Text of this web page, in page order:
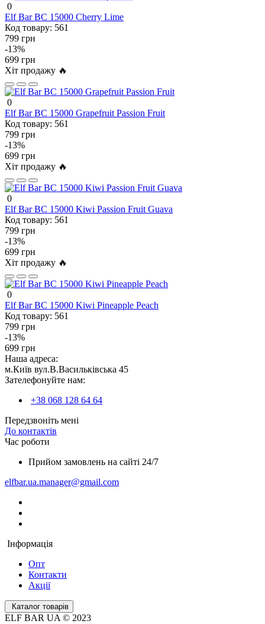
0
Elf Bar BC 15000 Cherry Lime
Код товару: 561
799 грн
-13%
699 грн
Хіт продажу 🔥
0
Elf Bar BC 15000 Grapefruit Passion Fruit
Код товару: 561
799 грн
-13%
699 грн
Хіт продажу 🔥
0
Elf Bar BC 15000 Kiwi Passion Fruit Guava
Код товару: 561
799 грн
-13%
699 грн
Хіт продажу 🔥
0
Elf Bar BC 15000 Kiwi Pineapple Peach
Код товару: 561
799 грн
-13%
699 грн
Наша адреса:
м.Київ вул.В.Васильківська 45
Зателефонуйте нам:
+38 068 128 64 64
Передзвоніть мені
До контактів
Час роботи
Прийом замовлень на сайті 24/7
elfbar.ua.manager@gmail.com
Інформація
Опт
Контакти
Акції
Каталог товарів
ELF BAR UA © 2023